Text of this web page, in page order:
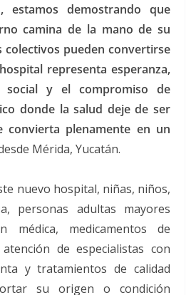
estamos demostrando que
camina de la mano de su
colectivos pueden convertirse
representa esperanza,
social y el compromiso de
donde la salud deje de ser
convierta plenamente en un
Mérida, Yucatán.
nuevo hospital, niñas, niños,
personas adultas mayores
médica, medicamentos de
de especialistas con
y tratamientos de calidad
su origen o condición